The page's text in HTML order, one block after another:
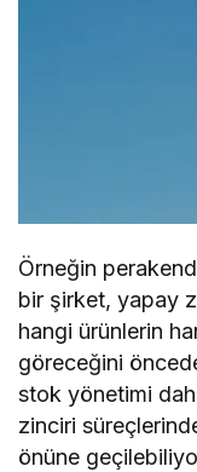
Örneğin
bir şirket, yapay
hangi ürünlerin
göreceğini
stok yönetimi
zinciri
önüne